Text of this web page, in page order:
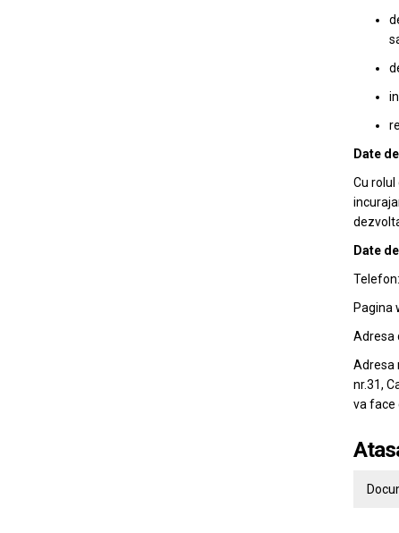
Date
Cu
Date
Pagina
Adresa
Adresa
nr.31,
va face